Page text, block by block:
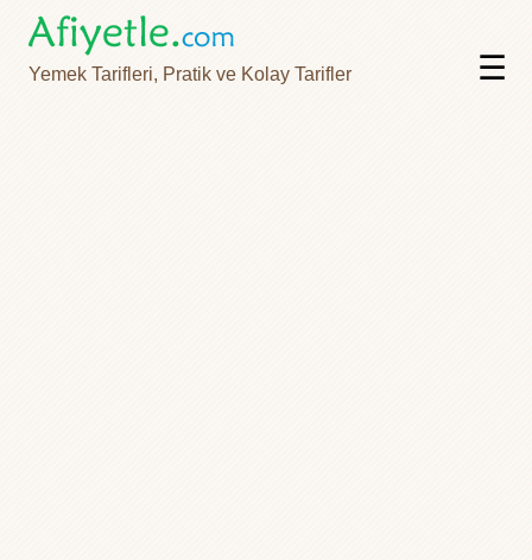
Yemek Tarifleri, Pratik ve Kolay Tarifler ☰